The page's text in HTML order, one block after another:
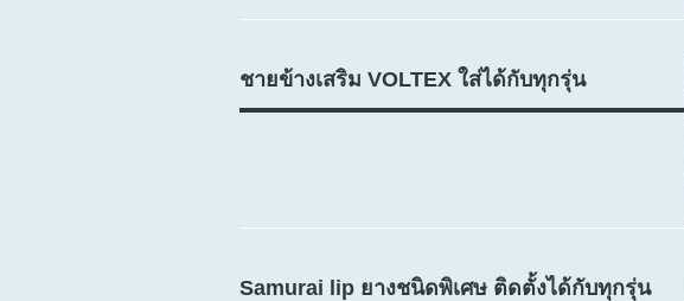
ชายข้างเสริม VOLTEX ใส่ได้กับทุกรุ่น
Samurai lip ยางชนิดพิเศษ ติดตั้งได้กับทุกรุ่น